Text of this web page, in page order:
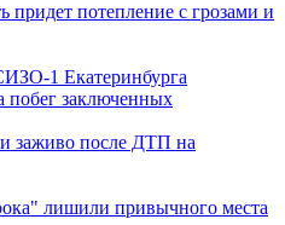
придет потепление с грозами и
1 Екатеринбурга
побег заключенных
заживо после ДТП на
лишили привычного места